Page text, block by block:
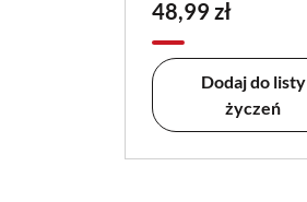
48,99 zł
Dodaj do listy
życzeń